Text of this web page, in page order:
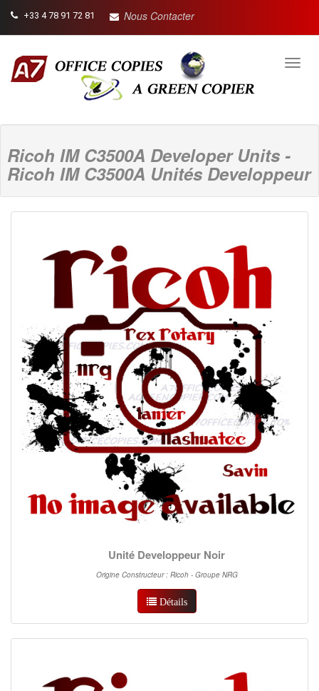
+33 4 78 91 72 81 Nous Contacter
Ricoh IM C3500A Developer Units -
Ricoh IM C3500A Unités Developpeur
Unité Developpeur Noir
Origine Constructeur : Ricoh - Groupe NRG
Détails